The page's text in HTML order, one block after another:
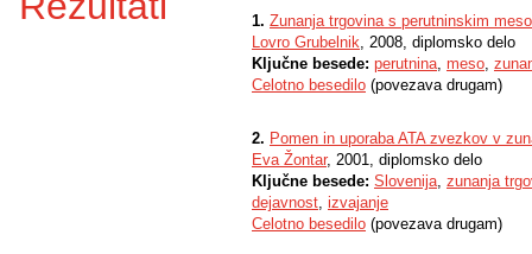
1. Zunanja trgovina s perutninskim
Lovro Grubelnik, 2008, diplomsko delo
Ključne besede: perutnina, meso,
Celotno besedilo (povezava drugam)
2. Pomen in uporaba ATA zvezkov v
Eva Žontar, 2001, diplomsko delo
Ključne besede: Slovenija, zunanja
dejavnost, izvajanje
Celotno besedilo (povezava drugam)